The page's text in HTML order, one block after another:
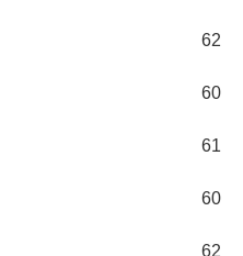
62
60
61
60
62